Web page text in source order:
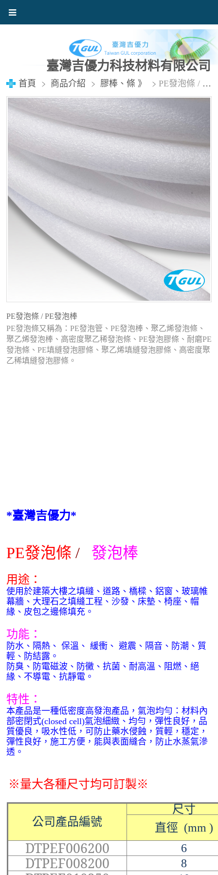
臺灣吉優力科技材料有限公司
首頁 商品介紹 膠棒、條 》 PE發泡條 / PE發泡棒
PE發泡條 / PE發泡棒
PE發泡條又稱為：PE發泡管、PE發泡棒、聚乙烯發泡條、
聚乙烯發泡棒、高密度聚乙稀發泡條、PE發泡膠條、耐磨PE
發泡條、PE填縫發泡膠條、聚乙烯填縫發泡膠條、高密度聚
乙稀填縫發泡膠條。
*臺灣吉優力*
PE發泡條 / 發泡棒
用途：
使用於建築大樓之填縫、道路、橋樑、鋁窗、玻璃帷
幕牆、大理石之填縫工程、沙發、床墊、椅座、帽
緣、皮包之邊條填充。
功能：
防水、隔熱、 保溫、 緩衝、 避震、隔音、防潮、質
輕、防結露。
防臭、防電磁波、防黴、抗菌、耐高溫、阻燃、絕
緣、不導電、抗靜電。
特性：
本產品是一種低密度高發泡產品，氣泡均勻：材料內
部密閉式(closed cell)氣泡細緻、均勻，彈性良好，品
質優良，吸水性低，可防止藥水侵蝕，質輕，穩定，
彈性良好，施工方便，能與表面縫合，防止水蒸氣滲
透。
※量大各種尺寸均可訂製※
公司產品編號
尺寸
直徑 (mm )
DTPEF006200 6
DTPEF008200 8